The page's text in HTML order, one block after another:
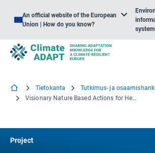
An official website of the European
Union | How do you know?
Tietokanta
Tutkimus- ja
Visionary Nature Based Actions for Health, Wellbeing & Resilienssi kaupungeissa
Project